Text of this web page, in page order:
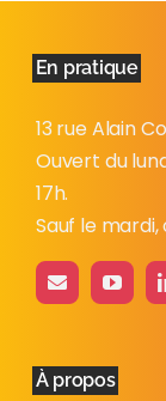
En pratique
13 rue Alain
Ouvert du
17h.
Sauf le mardi,
À propos